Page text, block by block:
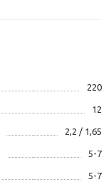
220
12
2,2 / 1,65
5-7
5-7